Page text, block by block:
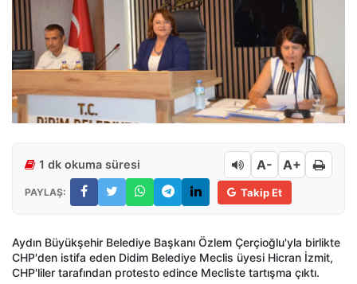
1 dk okuma süresi A- A+
PAYLAŞ: Takip Et
Aydın Büyükşehir Belediye Başkanı Özlem Çerçioğlu'yla birlikte
CHP'den istifa eden Didim Belediye Meclis üyesi Hicran İzmit,
CHP'liler tarafından protesto edince Mecliste tartışma çıktı.